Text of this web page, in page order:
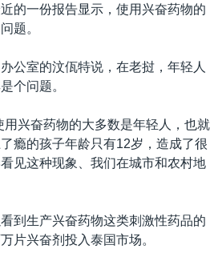
的一份报告显示，使用兴奋药物的
题。
公室的汶佤特说，在老挝，年轻人
个问题。
用兴奋药物的大多数是年轻人，也就
瘾的孩子年龄只有12岁，造成了很
见这种现象、我们在城市和农村地
到生产兴奋药物这类刺激性药品的
片兴奋剂投入泰国市场。